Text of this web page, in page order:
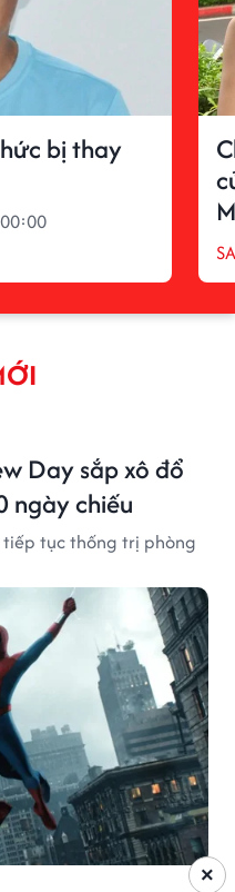
bị thay
Day sắp xô đổ
ngày chiếu
tục thống trị phòng
×